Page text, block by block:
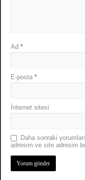
Ad*
E-posta*
İnternet sitesi
Daha sonraki
adresim ve site adresim